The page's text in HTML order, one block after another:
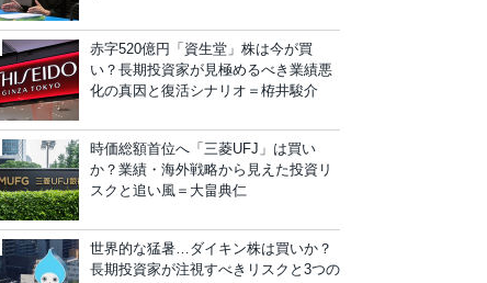
赤字520億円「資生堂」株は今が買
い？長期投資家が見極めるべき業績悪
化の真因と復活シナリオ＝栫井駿介
時価総額首位へ「三菱UFJ」は買い
か？業績・海外戦略から見えた投資リ
スクと追い風＝大畠典仁
世界的な猛暑…ダイキン株は買いか？
長期投資家が注視すべきリスクと3つの